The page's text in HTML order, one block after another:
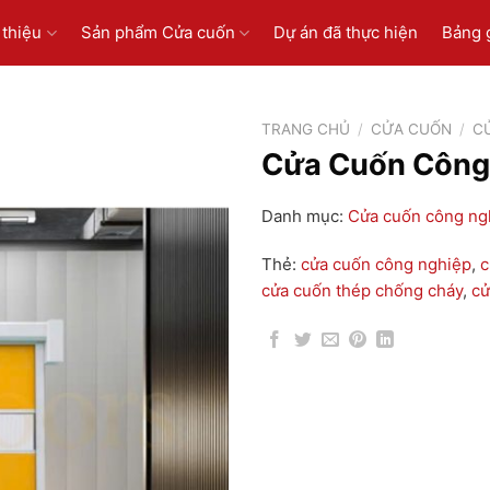
Sản phẩm Cửa cuốn Dự án đã thực hiện Bảng
TRANG CHỦ / CỬA CUỐN /
Cửa Cuốn
Danh mục: Cửa cuốn công
Thẻ: cửa cuốn công nghiệp,
cửa cuốn thép chống cháy,